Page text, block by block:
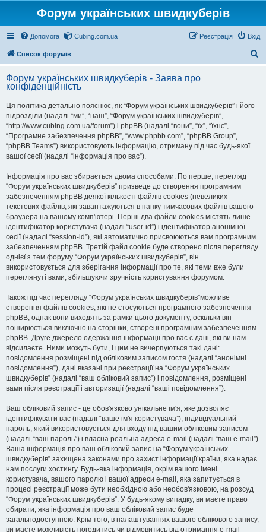
Форум українських швидкуберів
Допомога Cubing.com.ua Вхід
Реєстрація
Список форумів
у
Форум українських швидкуберів - Заява про
конфіденційність
Ця політика детально пояснює, як “Форум українських швидкуберів” і його
підрозділи (надалі “ми”, “наш”, “Форум українських швидкуберів”,
“http://www.cubing.com.ua/forum”) і phpBB (надалі “вони”, “їх”, “їхнє”,
“Програмне забезпечення phpBB”, “www.phpbb.com”, “phpBB Group”,
“phpBB Teams”) використовують інформацію, отриману під час будь-якої
вашої сесії (надалі “інформація про вас”).
Інформація про вас збирається двома способами. По перше, перегляд
“Форум українських швидкуберів” призведе до створення програмним
забезпеченням phpBB деякої кількості файлів cookies (невеликих
текстових файлів, які завантажуються в папку тимчасових файлів вашого
браузера на вашому комп'ютері. Перші два файли cookies містять лише
ідентифікатор користувача (надалі “user-id”) і ідентифікатор анонімної
сесії (надалі “session-id”), які автоматично присвоюються вам програмним
забезпеченням phpBB. Третій файл cookie буде створено після перегляду
однієї з тем форуму “Форум українських швидкуберів”, він
використовується для зберігання інформації про те, які теми вже були
переглянуті вами, збільшуючи зручність користування форумом.
Також під час перегляду “Форум українських швидкуберів”можливе
створення файлів cookies, які не стосуються програмного забезпечення
phpBB, однак вони виходять за рамки цього документу, оскільки він
поширюється виключно на сторінки, створені програмним забезпеченням
phpBB. Друге джерело одержання інформації про вас є дані, які ви нам
відсилаєте. Ними можуть бути, і цим не вичерпуються такі дані:
повідомлення розміщені під обліковим записом гостя (надалі “анонімні
повідомлення”), дані вказані при реєстрації на “Форум українських
швидкуберів” (надалі “ваш обліковий запис”) і повідомлення, розміщені
вами після реєстрації і авторизації (надалі “ваші повідомлення”).
Ваш обліковий запис - це обов'язково унікальне ім'я, яке дозволяє
ідентифікувати вас (надалі “ваше ім'я користувача”), індивідуальний
пароль, який використовується для входу під вашим обліковим записом
(надалі “ваш пароль”) і власна реальна адреса e-mail (надалі “ваш e-mail”).
Ваша інформація про ваш обліковий запис на “Форум українських
швидкуберів” захищена законами про захист інформації країни, яка надає
нам послуги хостингу. Будь-яка інформація, окрім вашого імені
користувача, вашого паролю і вашої адреси e-mail, яка запитується в
процесі реєстрації може бути необхідною або необов'язковою, на розсуд
“Форум українських швидкуберів”. У будь-якому випадку, ви маєте право
обирати, яка інформація про ваш обліковий запис буде
загальнодоступною. Крім того, в налаштуваннях вашого облікового запису,
ви маєте можливість погодитись чи відмовитись від отримання e-mail